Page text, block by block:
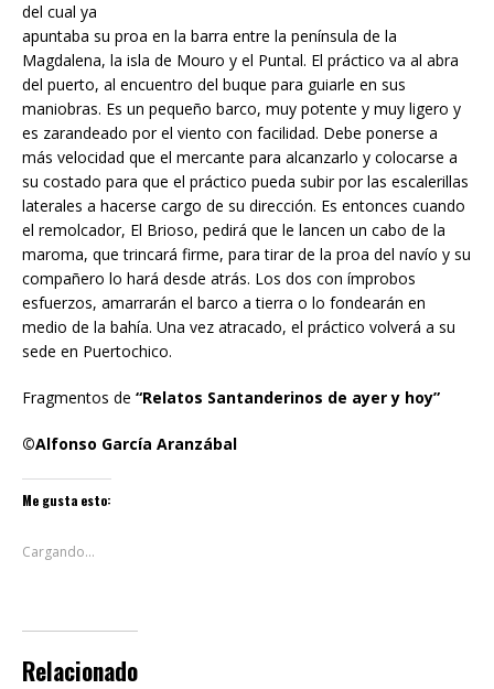
del cual ya
apuntaba su proa en la barra entre la península de la
Magdalena, la isla de Mouro y el Puntal. El práctico va al abra
del puerto, al encuentro del buque para guiarle en sus
maniobras. Es un pequeño barco, muy potente y muy ligero y
es zarandeado por el viento con facilidad. Debe ponerse a
más velocidad que el mercante para alcanzarlo y colocarse a
su costado para que el práctico pueda subir por las escalerillas
laterales a hacerse cargo de su dirección. Es entonces cuando
el remolcador, El Brioso, pedirá que le lancen un cabo de la
maroma, que trincará firme, para tirar de la proa del navío y su
compañero lo hará desde atrás. Los dos con ímprobos
esfuerzos, amarrarán el barco a tierra o lo fondearán en
medio de la bahía. Una vez atracado, el práctico volverá a su
sede en Puertochico.
Fragmentos de “Relatos Santanderinos de ayer y hoy”
©Alfonso García Aranzábal
Me gusta esto:
Cargando...
Relacionado